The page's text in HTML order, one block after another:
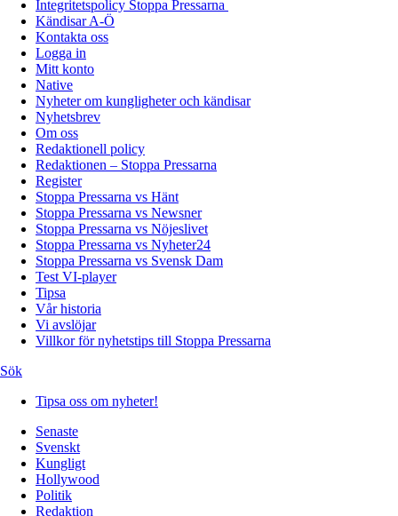
Integritetspolicy Stoppa Pressarna
Kändisar A-Ö
Kontakta oss
Logga in
Mitt konto
Native
Nyheter om kungligheter och kändisar
Nyhetsbrev
Om oss
Redaktionell policy
Redaktionen – Stoppa Pressarna
Register
Stoppa Pressarna vs Hänt
Stoppa Pressarna vs Newsner
Stoppa Pressarna vs Nöjeslivet
Stoppa Pressarna vs Nyheter24
Stoppa Pressarna vs Svensk Dam
Test VI-player
Tipsa
Vår historia
Vi avslöjar
Villkor för nyhetstips till Stoppa Pressarna
Sök
Tipsa oss om nyheter!
Senaste
Svenskt
Kungligt
Hollywood
Politik
Redaktion